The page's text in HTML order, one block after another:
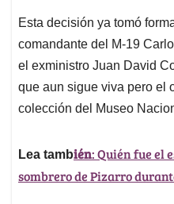
Esta decisión ya tomó
comandante del M-19
el exministro Juan David
que aun sigue viva pero el
colección del Museo
Lea también: Quién fue el
sombrero de Pizarro